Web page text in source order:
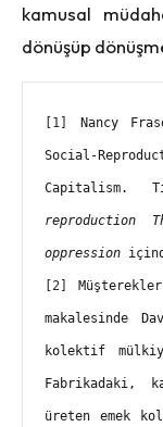
kamusal
dönüşüp
[1] Nancy
Social-
Capitalism.
reproduction
oppression
[2]
makalesinde
kolektif
Fabrikadaki,
üreten emek